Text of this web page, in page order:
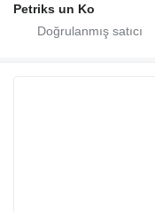
Petriks un Ko